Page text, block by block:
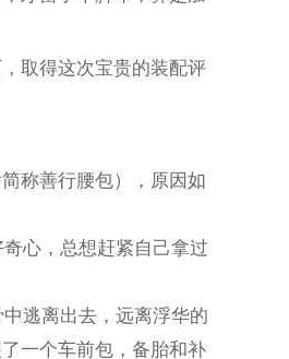
取得这次宝贵的装配评
称善行腰包），原因如
心，总想赶紧自己拿过
逃离出去，远离浮华的
一个车前包，备胎和补